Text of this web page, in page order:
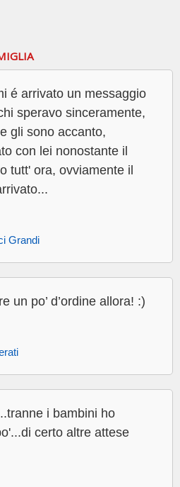
é arrivato un messaggio
speravo sinceramente,
gli sono accanto,
con lei nonostante il
tutt' ora, ovviamente il
Grandi
un po’ d’ordine allora! :)
i bambini ho
certo altre attese